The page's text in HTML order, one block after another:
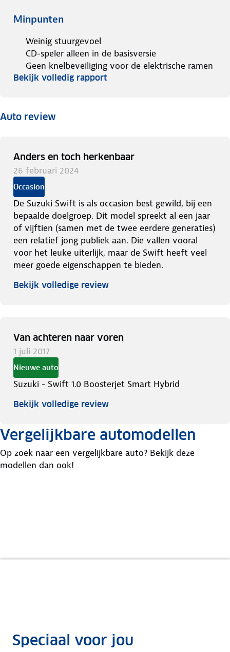
Minpunten
Weinig stuurgevoel
CD-speler alleen in de basisversie
Geen knelbeveiliging voor de elektrische ramen
Bekijk volledig rapport
Auto review
Anders en toch herkenbaar
26 februari 2024
Occasion
De Suzuki Swift is als occasion best gewild, bij een
bepaalde doelgroep. Dit model spreekt al een jaar
of vijftien (samen met de twee eerdere generaties)
een relatief jong publiek aan. Die vallen vooral
voor het leuke uiterlijk, maar de Swift heeft veel
meer goede eigenschappen te bieden.
Bekijk volledige review
Van achteren naar voren
1 juli 2017
Nieuwe auto
Suzuki - Swift 1.0 Boosterjet Smart Hybrid
Bekijk volledige review
Vergelijkbare automodellen
Op zoek naar een vergelijkbare auto? Bekijk deze
modellen dan ook!
Speciaal voor jou